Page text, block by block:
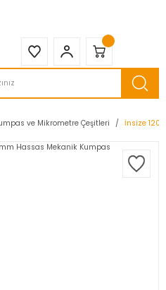
ve Mikrometre Çeşitleri İnsize